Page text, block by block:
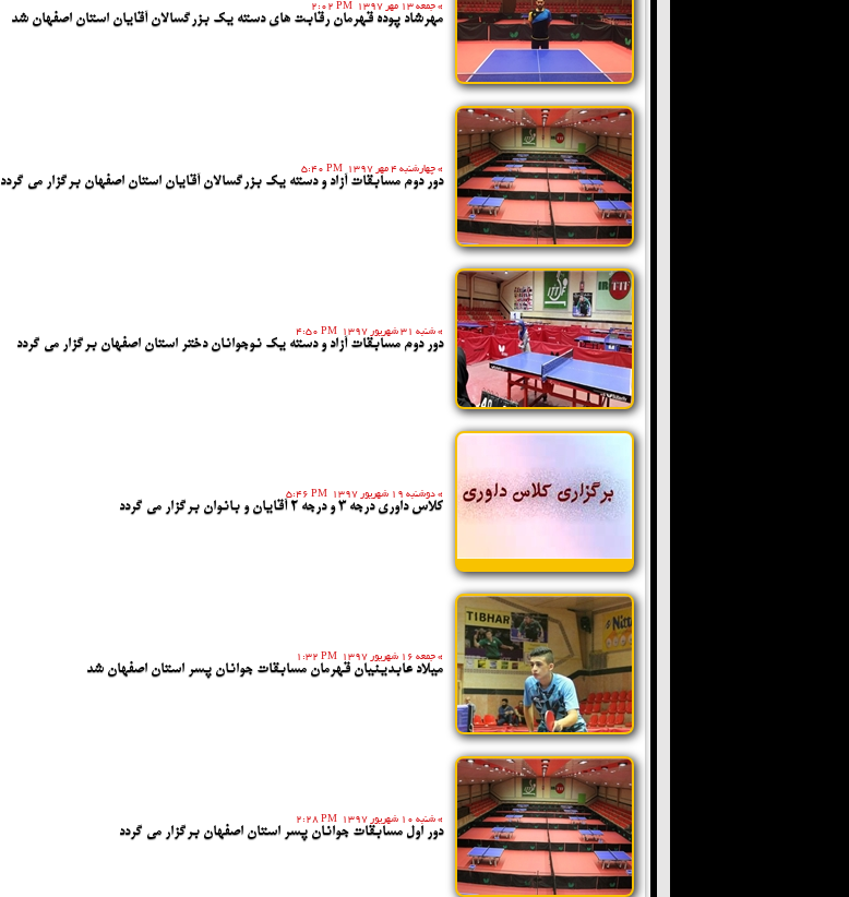
» جمعه 13 مهر 1397 2:02 PM
مهرشاد پوده قهرمان رقابت های دسته یک بزرگسالان آقایان استان اصفهان شد
» چهارشنبه 4 مهر 1397 5:40 PM
دور دوم مسابقات آزاد و دسته یک بزرگسالان آقایان استان اصفهان برگزار می گردد
» شنبه 31 شهریور 1397 4:50 PM
دور دوم مسابقات آزاد و دسته یک نوجوانان دختر استان اصفهان برگزار می گردد
» دوشنبه 19 شهریور 1397 5:46 PM
کلاس داوری درجه 3 و درجه 2 آقایان و بانوان برگزار می گردد
» جمعه 16 شهریور 1397 1:32 PM
میلاد عابدینیان قهرمان مسابقات جوانان پسر استان اصفهان شد
» شنبه 10 شهریور 1397 2:28 PM
دور اول مسابقات جوانان پسر استان اصفهان برگزار می گردد